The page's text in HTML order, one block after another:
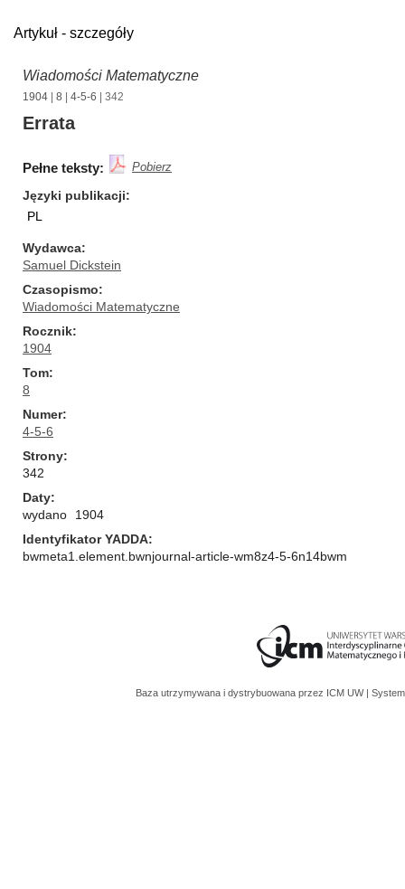
Artykuł - szczegóły
Wiadomości Matematyczne
1904 8 4-5-6 | 342
Errata
Pełne teksty: Pobierz
Języki publikacji
PL
Wydawca
Samuel Dickstein
Czasopismo
Wiadomości Matematyczne
Rocznik
1904
Tom
8
Numer
4-5-6
Strony
342
Daty
wydano
1904
Identyfikator YADDA
bwmeta1.element.bwnjournal-article-wm8z4-5-6n14bwm
Baza utrzymywana i dystrybuowana przez ICM UW |